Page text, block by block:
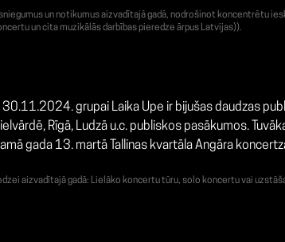
un notikumus aizvadītajā gadā, nodrošinot koncentrētu
un cita muzikālās darbības pieredze ārpus Latvijas)).
grupai Laika Upe ir bijušas daudzas
Rīgā, Ludzā u.c. publiskos pasākumos.
gada 13. martā Tallinas kvartāla Angāra
aizvadītajā gadā: Lielāko koncertu tūru, solo koncertu vai